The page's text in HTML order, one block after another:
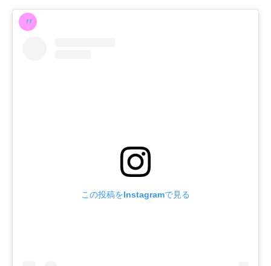
この投稿をInstagramで見る